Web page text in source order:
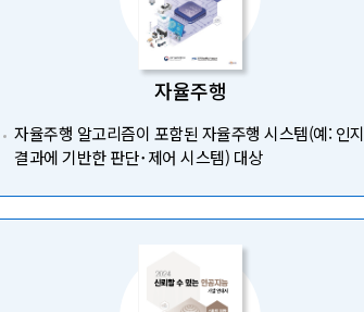
자율주행
자율주행 알고리즘이 포함된 자율주행 시스템(예: 인지
결과에 기반한 판단･제어 시스템) 대상